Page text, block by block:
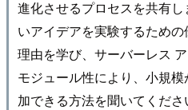
進化させるプロセスを共有
いアイデアを実験するため
理由を学び、サーバーレス
モジュール性により、小規
加できる方法を聞いてくださ